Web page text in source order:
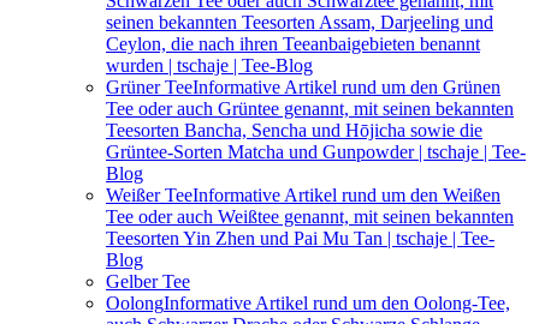
seinen bekannten Teesorten Assam, Darjeeling und
Ceylon, die nach ihren Teeanbaigebieten benannt
wurden | tschaje | Tee-Blog
Grüner TeeInformative Artikel rund um den Grünen
Tee oder auch Grüntee genannt, mit seinen bekannten
Teesorten Bancha, Sencha und Hōjicha sowie die
Grüntee-Sorten Matcha und Gunpowder | tschaje | Tee-
Blog
Weißer TeeInformative Artikel rund um den Weißen
Tee oder auch Weißtee genannt, mit seinen bekannten
Teesorten Yin Zhen und Pai Mu Tan | tschaje | Tee-
Blog
Gelber Tee
OolongInformative Artikel rund um den Oolong-Tee,